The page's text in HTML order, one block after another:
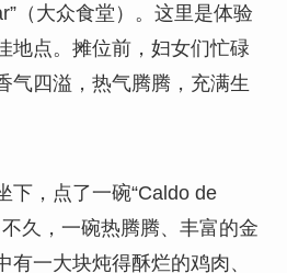
（大众食堂）。这里是体验
地点。摊位前，妇女们忙碌
气四溢，热气腾腾，充满生
下，点了一碗“Caldo de
久，一碗热腾腾、丰富的金
有一大块炖得酥烂的鸡肉、